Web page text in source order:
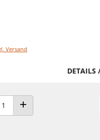
Versand
DETAILS
VERRINGERNANZAHL ERHÖHEN